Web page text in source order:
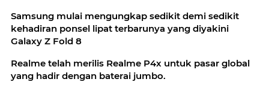
Samsung mulai mengungkap sedikit demi sedikit
kehadiran ponsel lipat terbarunya yang diyakini
Galaxy Z Fold 8
Realme telah merilis Realme P4x untuk pasar global
yang hadir dengan baterai jumbo.